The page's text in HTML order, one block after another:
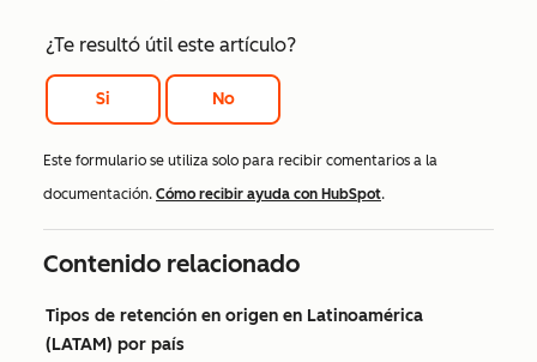
¿Te resultó útil este artículo?
Si No
Este formulario se utiliza solo para recibir comentarios a la
documentación. Cómo recibir ayuda con HubSpot.
Contenido relacionado
Tipos de retención en origen en Latinoamérica
(LATAM) por país